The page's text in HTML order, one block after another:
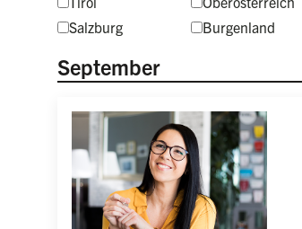
Salzburg
Burgenland
September